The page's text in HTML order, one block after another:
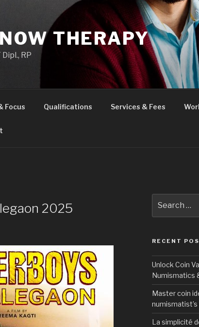
THERAPY
RP
Focus Qualifications Services & Fees
2025
for:
RECENT
Unlock Coin
Numismatics
Master coin
La simplicité